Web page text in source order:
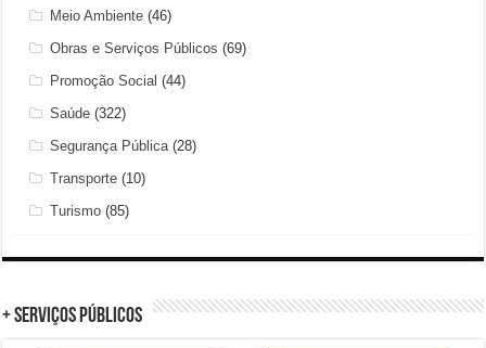
Meio Ambiente (46)
Obras e Serviços Públicos (69)
Promoção Social (44)
Saúde (322)
Segurança Pública (28)
Transporte (10)
Turismo (85)
+ Serviços Públicos